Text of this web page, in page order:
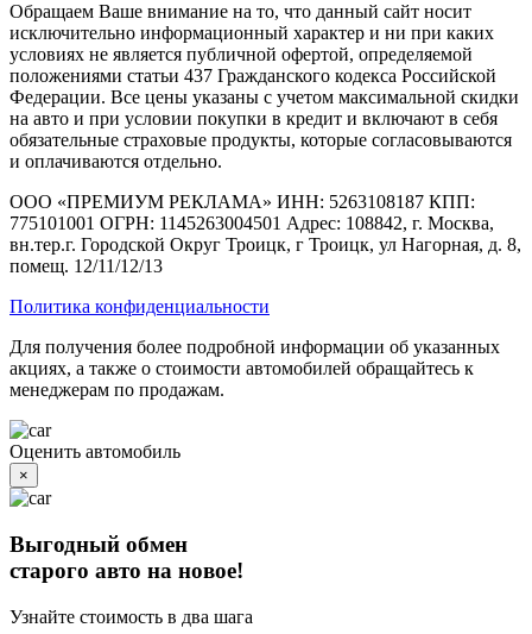
Обращаем Ваше внимание на то, что данный сайт носит
исключительно информационный характер и ни при каких
условиях не является публичной офертой, определяемой
положениями статьи 437 Гражданского кодекса Российской
Федерации. Все цены указаны с учетом максимальной скидки
на авто и при условии покупки в кредит и включают в себя
обязательные страховые продукты, которые согласовываются
и оплачиваются отдельно.
ООО «ПРЕМИУМ РЕКЛАМА» ИНН: 5263108187 КПП:
775101001 ОГРН: 1145263004501 Адрес: 108842, г. Москва,
вн.тер.г. Городской Округ Троицк, г Троицк, ул Нагорная, д. 8,
помещ. 12/11/12/13
Политика конфиденциальности
Для получения более подробной информации об указанных
акциях, а также о стоимости автомобилей обращайтесь к
менеджерам по продажам.
Оценить автомобиль
×
Выгодный обмен
старого авто на новое!
Узнайте стоимость в два шага